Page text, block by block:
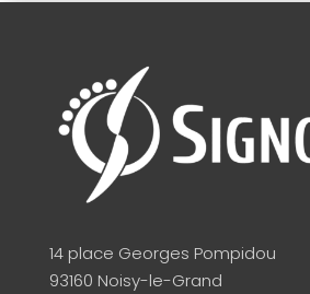
14 place Georges Pompidou
93160 Noisy-le-Grand